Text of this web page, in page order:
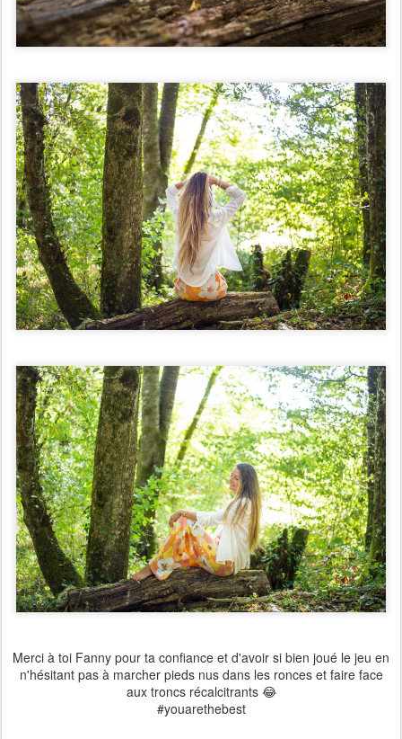
Merci à toi Fanny pour ta confiance et d'avoir si bien joué le jeu en
n'hésitant pas à marcher pieds nus dans les ronces et faire face
aux troncs récalcitrants 😂
#youarethebest